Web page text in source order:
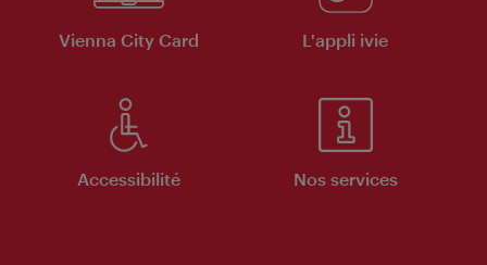
Vienna City Card L'appli ivie
Accessibilité Nos services